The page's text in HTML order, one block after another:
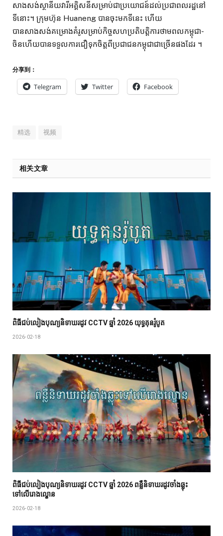
សាងសង់​ស្ថានីយ​វារីអគ្គិសនី​សម្រាប់​ជា​ប្រយោជន៍​ដល់​ប្រជាពលរដ្ឋ​នៅ​
ទីនោះ។ ក្រុមហ៊ុន Huaneng បានចុះមកទីនេះ ហើយ
បានសាងសង់គម្រោងគំរូសម្រាប់កិច្ចសហប្រតិបត្តិការថាមពលកម្ពុជា-
ចិនហើយបានទទួលការជឿទុកចិត្តពីប្រជាជនកម្ពុជាជាច្រើនផងដែរ ។
分享到：
Telegram Twitter Facebook
精选 视频
相关文章
ពិធីជប់លៀង​បុណ្យ​និទាឃរដូវ CCTV ឆ្នាំ 2026 យុទ្ធគុនរ៉ូបូត
2026-02-18
ពិធីជប់លៀង​បុណ្យ​និទាឃរដូវ CCTV ឆ្នាំ 2026 ពន្លឺនិទាឃរដូវចាំងឆ្លុះ
ទៅលើរោងល្ខោន
2026-02-18